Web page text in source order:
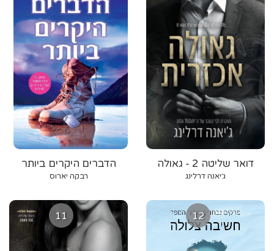
הדברים היקרים ביותר
רבקה יארוס
דואר שליטה 2 - גאולה
אכזרית
ג׳יאנה דרלינג
11 12